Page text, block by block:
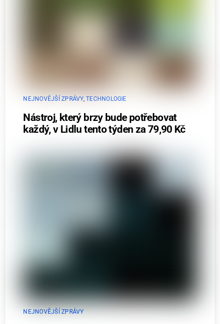
NEJNOVĚJŠÍ ZPRÁVY,TECHNOLOGIE
Nástroj, který brzy bude potřebovat
každý, v Lidlu tento týden za 79,90 Kč
NEJNOVĚJŠÍ ZPRÁVY